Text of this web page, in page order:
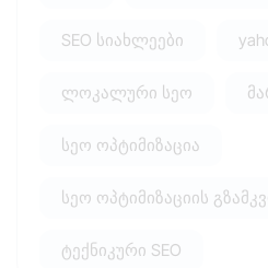
SEO სიახლეები
ლოკალური სეო
სეო ოპტიმიზაცია
სეო ოპტიმიზაციის
ტექნიკური SEO